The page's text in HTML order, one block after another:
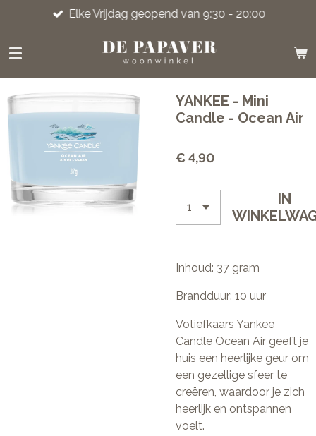
naar
hoofdinhoud
Elke Vrijdag geopend van 9:30 - 20:00
YANKEE - Mini
Candle - Ocean Air
€ 4,90
IN
Inhoud: 37 gram
Brandduur: 10 uur
Votiefkaars Yankee
Candle Ocean Air geeft je
huis een heerlijke geur om
een gezellige sfeer te
creëren, waardoor je zich
heerlijk en ontspannen
voelt.